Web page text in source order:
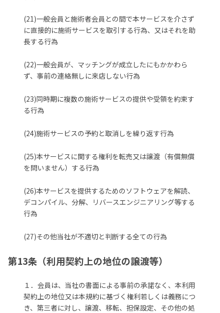
(21)一般会員と施術者会員との間で本サービスを介さず
に直接的に施術サービスを取引する行為、又はそれを助
長する行為
(22)一般会員が、マッチングが成立したにもかかわら
ず、事前の連絡無しに来店しない行為
(23)同時期に複数の施術サービスの提供や受領を約束す
る行為
(24)施術サービスの予約と取消しを繰り返す行為
(25)本サービスに関する権利を転売又は譲渡（有償無償
を問いません）する行為
(26)本サービスを提供するためのソフトウェアを解読、
デコンパイル、分解、リバースエンジニアリング等する
行為
(27)その他当社が不適切と判断する全ての行為
第13条（利用契約上の地位の譲渡等）
１．会員は、当社の書面による事前の承諾なく、本利用
契約上の地位又は本規約に基づく権利若しくは義務につ
き、第三者に対し、譲渡、移転、担保設定、その他の処